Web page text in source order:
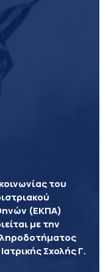
του
(ΕΚΠΑ)
με την
Σχολής Γ.